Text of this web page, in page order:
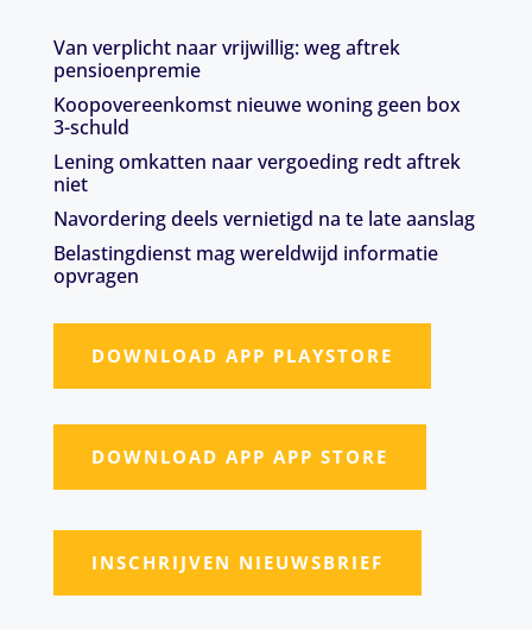
Van verplicht naar vrijwillig: weg aftrek
pensioenpremie
Koopovereenkomst nieuwe woning geen box
3-schuld
Lening omkatten naar vergoeding redt aftrek
niet
Navordering deels vernietigd na te late aanslag
Belastingdienst mag wereldwijd informatie
opvragen
DOWNLOAD APP PLAYSTORE
DOWNLOAD APP APP STORE
INSCHRIJVEN NIEUWSBRIEF